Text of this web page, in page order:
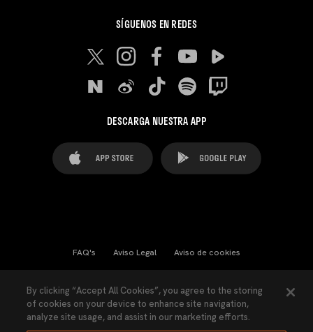
SÍGUENOS EN REDES
DESCARGA NUESTRA APP
FAQ's Aviso Legal Aviso de cookies
Ley Transparencia Política de Privacidad
By clicking “Accept All Cookies”, you agree to the storing
of cookies on your device to enhance site navigation,
analyze site usage, and assist in our marketing efforts.